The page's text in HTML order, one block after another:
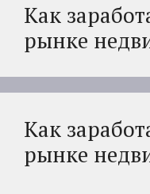
Как
рынке
Как
рынке